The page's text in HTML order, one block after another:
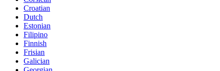
Croatian
Dutch
Estonian
Filipino
Finnish
Frisian
Galician